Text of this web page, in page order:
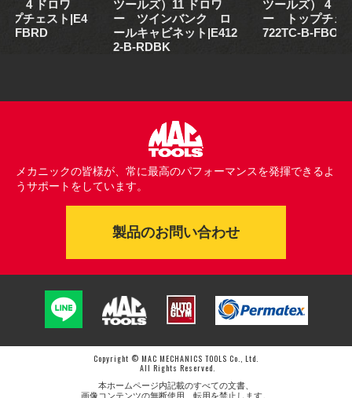
） 4 ドロワ
プチェスト|E4
B-FBRD
ツールズ）11 ドロワ
ー ツインバンク ロ
ールキャビネット|E412
2-B-RDBK
ツールズ） 4 ド
ー トップチェ
722TC-B-FBOR
メカニックの皆様が、常に最高のパフォーマンスを発揮できるよ
うサポートをしています。
製品のお問い合わせ
Copyright © MAC MECHANICS TOOLS Co., Ltd.
All Rights Reserved.
本ホームページ内記載のすべての文書、
画像コンテンツの無断使用、転用を禁止します。